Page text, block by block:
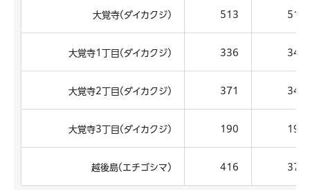
大覚寺(ダイカクジ) 513 510
大覚寺1丁目(ダイカクジ) 336 348
大覚寺2丁目(ダイカクジ) 371 342
大覚寺3丁目(ダイカクジ) 190 194
越後島(エチゴシマ) 416 376